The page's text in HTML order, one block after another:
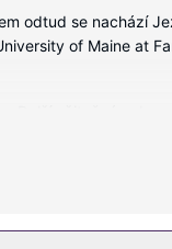
odtud se nachází
of Maine at